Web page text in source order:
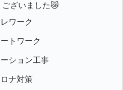
ございました😿
ワーク
トワーク
ション工事
ナ対策